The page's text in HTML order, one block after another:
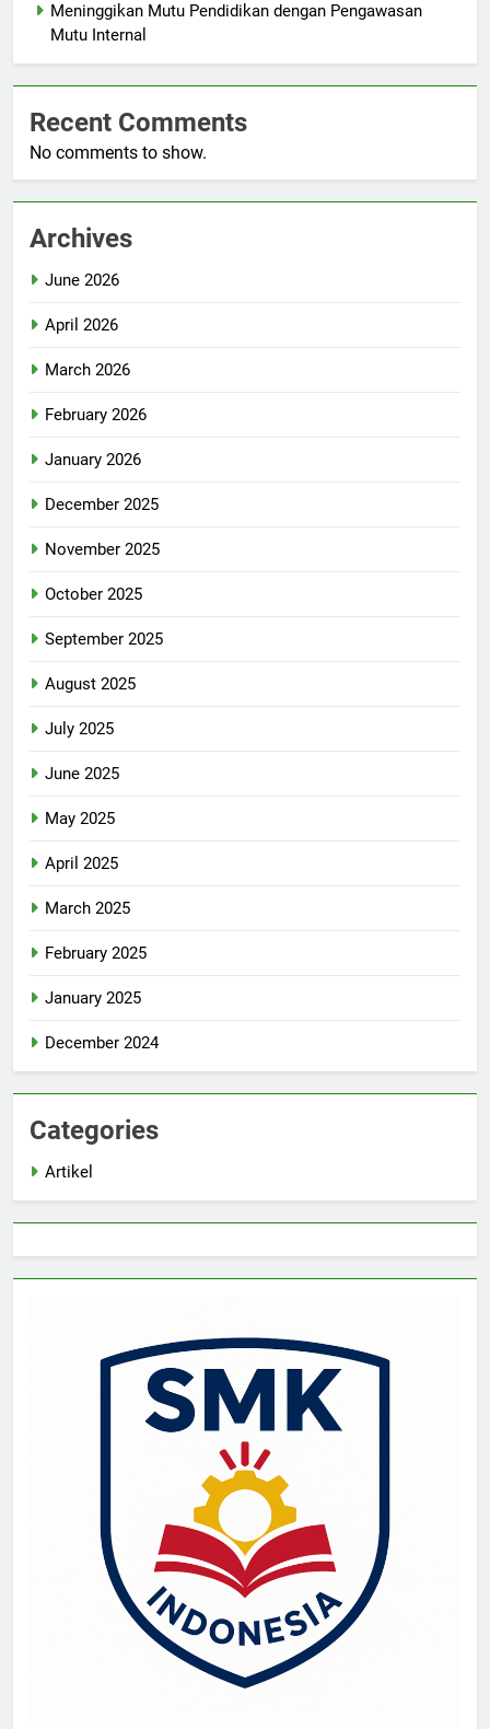
Meninggikan Mutu Pendidikan dengan Pengawasan
Mutu Internal
Recent Comments
No comments to show.
Archives
June 2026
April 2026
March 2026
February 2026
January 2026
December 2025
November 2025
October 2025
September 2025
August 2025
July 2025
June 2025
May 2025
April 2025
March 2025
February 2025
January 2025
December 2024
Categories
Artikel